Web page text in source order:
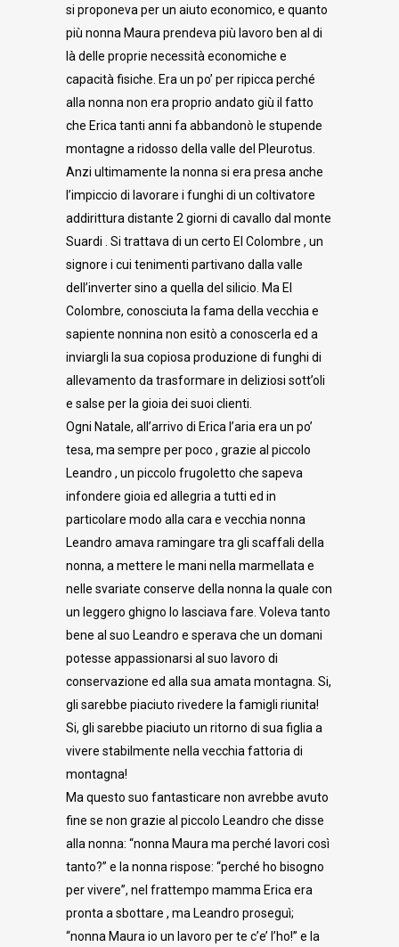
si proponeva per un aiuto economico, e quanto
più nonna Maura prendeva più lavoro ben al di
là delle proprie necessità economiche e
capacità fisiche. Era un po’ per ripicca perché
alla nonna non era proprio andato giù il fatto
che Erica tanti anni fa abbandonò le stupende
montagne a ridosso della valle del Pleurotus.
Anzi ultimamente la nonna si era presa anche
l’impiccio di lavorare i funghi di un coltivatore
addirittura distante 2 giorni di cavallo dal monte
Suardi . Si trattava di un certo El Colombre , un
signore i cui tenimenti partivano dalla valle
dell’inverter sino a quella del silicio. Ma El
Colombre, conosciuta la fama della vecchia e
sapiente nonnina non esitò a conoscerla ed a
inviargli la sua copiosa produzione di funghi di
allevamento da trasformare in deliziosi sott’oli
e salse per la gioia dei suoi clienti.
Ogni Natale, all’arrivo di Erica l’aria era un po’
tesa, ma sempre per poco , grazie al piccolo
Leandro , un piccolo frugoletto che sapeva
infondere gioia ed allegria a tutti ed in
particolare modo alla cara e vecchia nonna
Leandro amava ramingare tra gli scaffali della
nonna, a mettere le mani nella marmellata e
nelle svariate conserve della nonna la quale con
un leggero ghigno lo lasciava fare. Voleva tanto
bene al suo Leandro e sperava che un domani
potesse appassionarsi al suo lavoro di
conservazione ed alla sua amata montagna. Si,
gli sarebbe piaciuto rivedere la famigli riunita!
Si, gli sarebbe piaciuto un ritorno di sua figlia a
vivere stabilmente nella vecchia fattoria di
montagna!
Ma questo suo fantasticare non avrebbe avuto
fine se non grazie al piccolo Leandro che disse
alla nonna: “nonna Maura ma perché lavori così
tanto?” e la nonna rispose: “perché ho bisogno
per vivere”, nel frattempo mamma Erica era
pronta a sbottare , ma Leandro proseguì;
“nonna Maura io un lavoro per te c’e’ l’ho!” e la